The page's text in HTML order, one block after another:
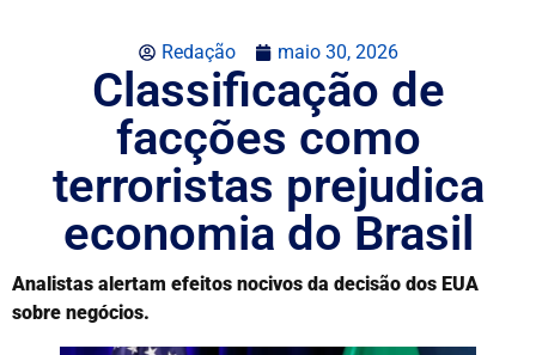
Redação maio 30, 2026
Classificação de
facções como
terroristas prejudica
economia do Brasil
Analistas alertam efeitos nocivos da decisão dos EUA
sobre negócios.